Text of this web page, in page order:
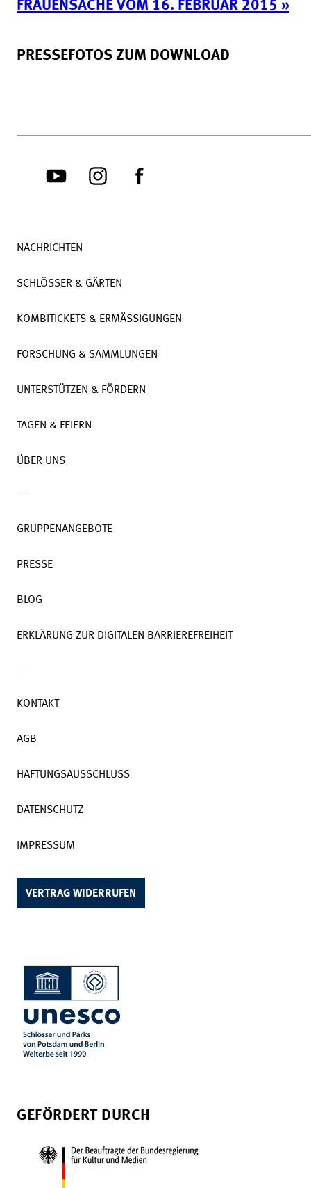
FRAUENSACHE VOM 16. FEBRUAR 2015 »
PRESSEFOTOS ZUM DOWNLOAD
NACHRICHTEN
SCHLÖSSER & GÄRTEN
KOMBITICKETS & ERMÄSSIGUNGEN
FORSCHUNG & SAMMLUNGEN
UNTERSTÜTZEN & FÖRDERN
TAGEN & FEIERN
ÜBER UNS
GRUPPENANGEBOTE
PRESSE
BLOG
ERKLÄRUNG ZUR DIGITALEN BARRIEREFREIHEIT
KONTAKT
AGB
HAFTUNGSAUSSCHLUSS
DATENSCHUTZ
IMPRESSUM
VERTRAG WIDERRUFEN
GEFÖRDERT DURCH